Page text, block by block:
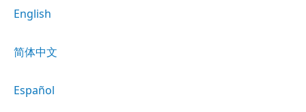
English
简体中文
Español